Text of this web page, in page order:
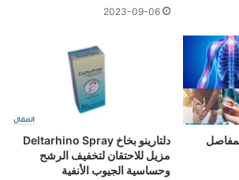
2023-09-06
دلتارينو بخاخ Deltarhino Spray
مزيل للاحتقان لتخفيف الرشح
وحساسية الجيوب الأنفية